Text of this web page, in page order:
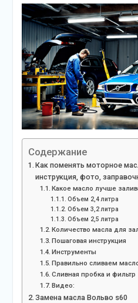
Содержание
Как поменять моторное
инструкция, фото,
Какое масло лучше
Объем 2,4 литра
Объем 3,2 литра
Объем 2,5 литра
Количество масла для
Пошаговая инструкция
Инструменты
Правильно сливаем
Сливная пробка и фильтр
Видео:
Замена масла Вольво s60